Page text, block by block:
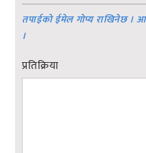
तपाईको ईमेल गोप्य राखिनेछ ।
।
प्रतिक्रिया